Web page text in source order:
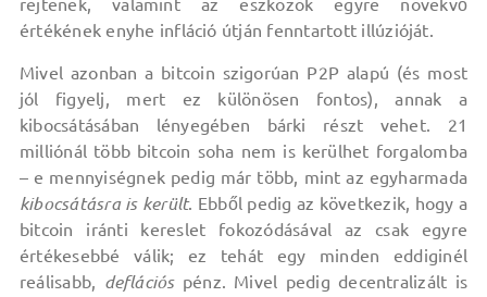
rejtenek, valamint az eszközök egyre növekvő
értékének enyhe infláció útján fenntartott illúzióját.
Mivel azonban a bitcoin szigorúan P2P alapú (és most
jól figyelj, mert ez különösen fontos), annak a
kibocsátásában lényegében bárki részt vehet. 21
milliónál több bitcoin soha nem is kerülhet forgalomba
– e mennyiségnek pedig már több, mint az egyharmada
kibocsátásra is került. Ebből pedig az következik, hogy a
bitcoin iránti kereslet fokozódásával az csak egyre
értékesebbé válik; ez tehát egy minden eddiginél
reálisabb, deflációspénz. Mivel pedig decentralizált is